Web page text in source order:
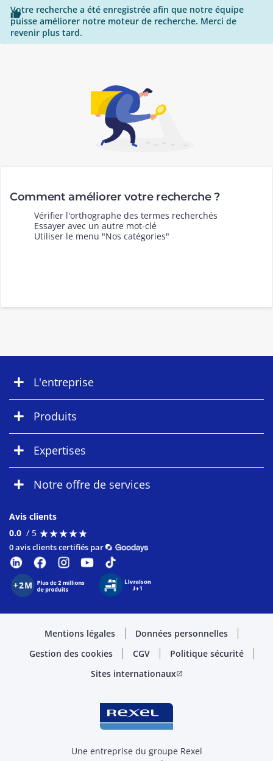

Votre recherche a été enregistrée afin que notre équipe
puisse améliorer notre moteur de recherche. Merci de
revenir plus tard.
Comment améliorer votre recherche ?
Vérifier l'orthographe des termes recherchés
Essayer avec un autre mot-clé
Utiliser le menu "Nos catégories"
L'entreprise
Produits
Expertises
Notre offre de services
Avis clients
0.0 / 5 ★★★★★
★★★★★
0 avis clients certifiés par
Mentions légales
Données personnelles
Gestion des cookies
CGV
Politique sécurité
Sites internationauxopen_in_new
Une entreprise du groupe Rexel